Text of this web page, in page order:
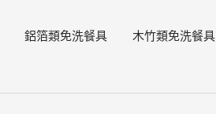
鋁箔類免洗餐具 木竹類免洗餐具